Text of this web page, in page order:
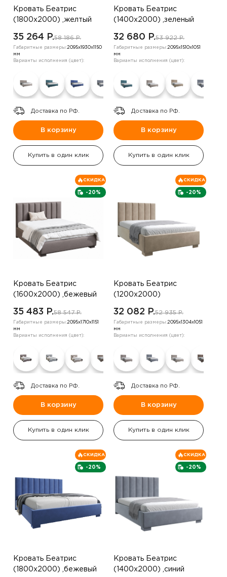
Кровать Беатрис
(1800х2000) ,желтый
35 264 P.58 186 P.
Габаритные размеры:2095х1930х1150
мм
Варианты исполнения (цвет):
Доставка по РФ.
В корзину
Купить в один клик
Кровать Беатрис
(1400х2000) ,зеленый
32 680 P.53 922 P.
Габаритные размеры:2095х1510х1051
мм
Варианты исполнения (цвет):
Доставка по РФ.
В корзину
Купить в один клик
-20%
СКИДКА
Кровать Беатрис
(1600х2000) ,бежевый
35 483 P.58 547 P.
Габаритные размеры:2095х1710х1151
мм
Варианты исполнения (цвет):
Доставка по РФ.
В корзину
Купить в один клик
-20%
СКИДКА
Кровать Беатрис
(1200х2000)
32 082 P.52 935 P.
Габаритные размеры:2095х1304х1051
мм
Варианты исполнения (цвет):
Доставка по РФ.
В корзину
Купить в один клик
-20%
СКИДКА
Кровать Беатрис
(1800х2000) ,бежевый
-20%
СКИДКА
Кровать Беатрис
(1400х2000) ,синий